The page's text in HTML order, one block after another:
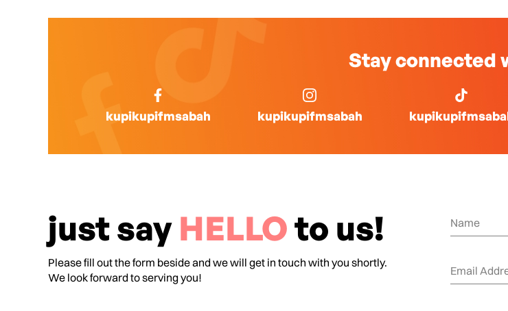
Stay connected
kupikupifmsabah kupikupifmsabah
just say HELLOto us!
Please fill out the form beside and we will get in touch with you shortly.
We look forward to serving you!